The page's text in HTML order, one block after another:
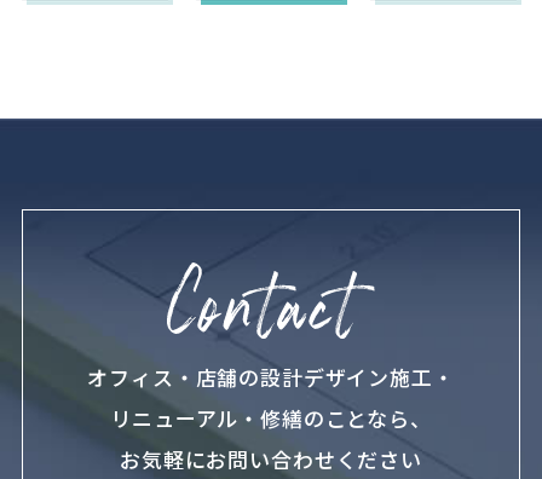
オフィス・店舗の設計デザイン施工・
リニューアル・修繕のことなら、
お気軽にお問い合わせください